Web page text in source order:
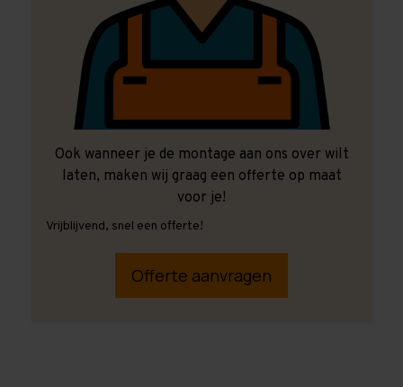
Ook wanneer je de montage aan ons over wilt
laten, maken wij graag een offerte op maat
voor je!
Vrijblijvend, snel een offerte!
Offerte aanvragen